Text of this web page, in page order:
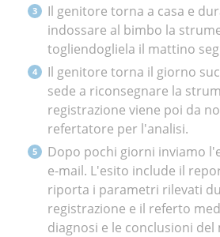
Il genitore torna a casa e
indossare al bimbo la
togliendogliela il mattino
Il genitore torna il giorno
sede a riconsegnare la
registrazione viene poi da
refertatore per l'analisi.
Dopo pochi giorni inviamo
e-mail. L'esito include il
riporta i parametri rilevati
registrazione e il referto
diagnosi e le conclusioni